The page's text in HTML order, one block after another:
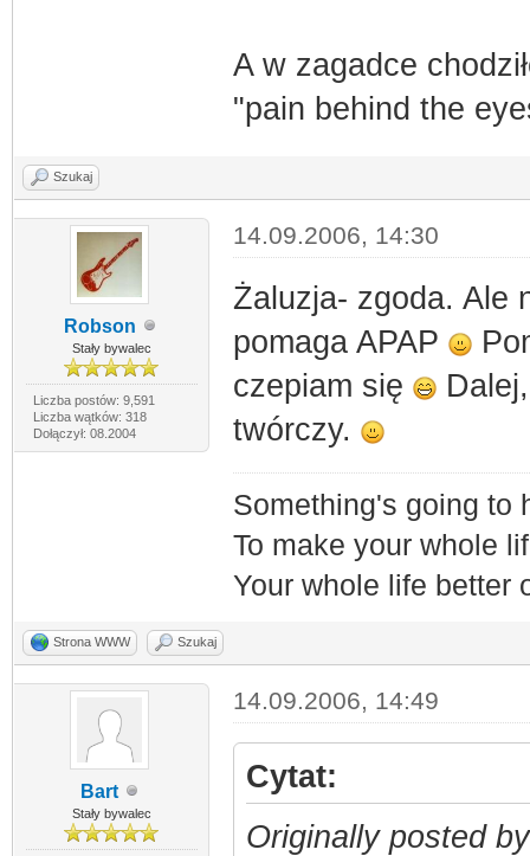
A w zagadce
"pain behind the
Szukaj
Robson
Stały bywalec
Liczba postów: 9,591
Liczba wątków: 318
Dołączył: 08.2004
14.09.2006, 14:30
Żaluzja- zgoda. Ale
pomaga APAP
czepiam się
Dalej,
twórczy.
Something's going to
To make your whole
Your whole life better
Strona WWW Szukaj
Bart
Stały bywalec
14.09.2006, 14:49
Cytat:
Originally posted